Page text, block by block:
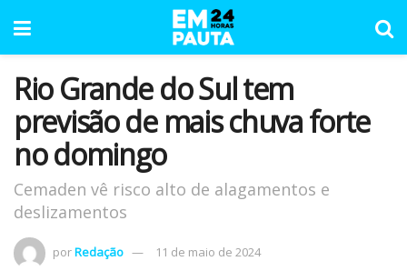
Rio Grande do Sul tem
previsão de mais chuva forte
no domingo
Cemaden vê risco alto de alagamentos e
deslizamentos
porRedação 11 de maio de 2024